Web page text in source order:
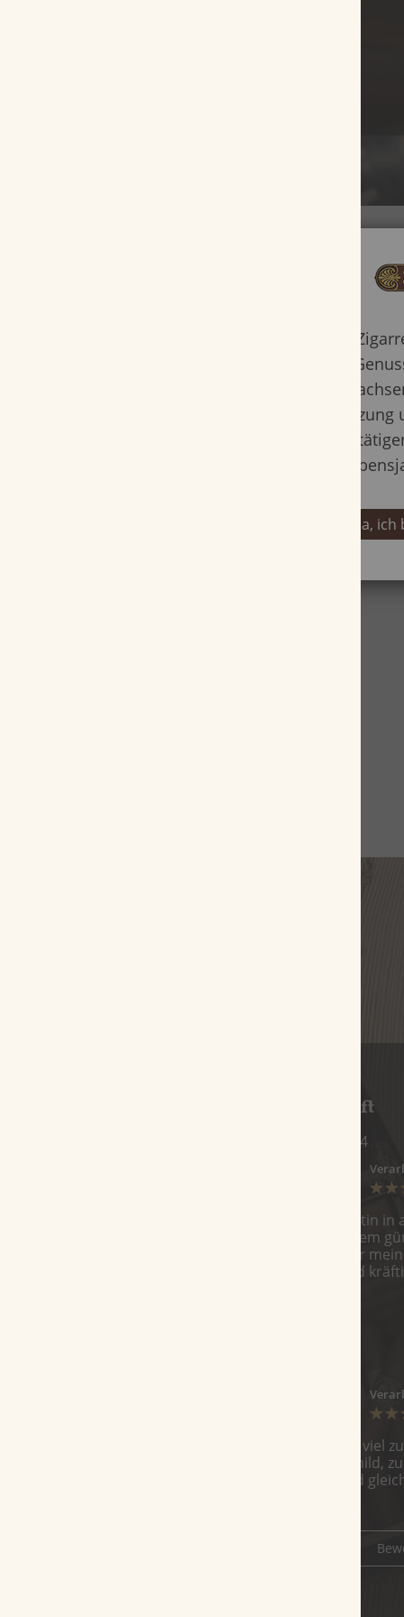
Geschmacklich ausgewogen und mit milden
Länge von 103 mm vereinen sich äußerst
Zedernholzaromen mit Röstaromen von Nuss,
dezenten Würze von Pfeffer und einer Süße von
Zimt. Eine einzigartig komplexe Zigarre, bei der
machen kann und sich gerne dem
Schwerer Zug bei zu wenig Kraft
am 12.05.2024
Ich kann mich der Bewertung von Martin
mittelmäßige Zigarre immerhin zu einem
nicht ausbalanciert und das Aroma für
Ende hin immerhin eine überraschend
Die Vega Fina Short Robusto ist leider viel
neigt zum Einreißen. Zu Beginn sehr mild,
pfeffrig und stark. Abbrand ist gut und
Ja,